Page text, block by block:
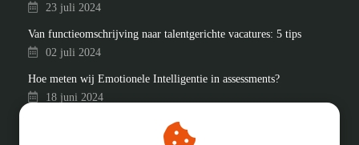
23 juli 2024
Van functieomschrijving naar talentgerichte vacatures: 5 tips
02 juli 2024
Hoe meten wij Emotionele Intelligentie in assessments?
18 juni 2024